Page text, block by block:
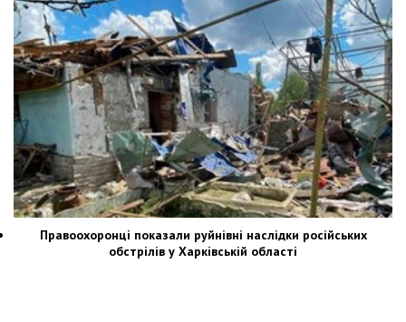
Правоохоронці показали руйнівні наслідки російських
обстрілів у Харківській області